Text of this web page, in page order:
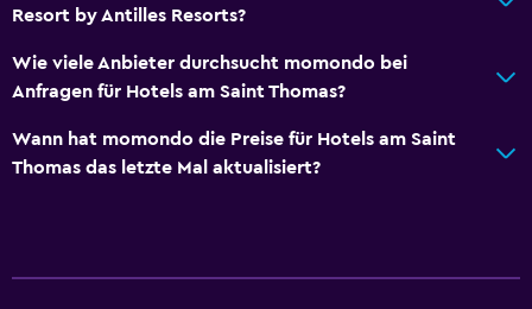
Resort by Antilles Resorts?
Wie viele Anbieter durchsucht momondo bei
Anfragen für Hotels am Saint Thomas?
Wann hat momondo die Preise für Hotels am Saint
Thomas das letzte Mal aktualisiert?